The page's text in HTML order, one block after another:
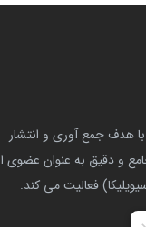
مرجع حقوقی ایران از سال 1394 با هدف جمع آوری و انتشار
و دقیق به عنوان عضوی
فعالیت می کند.